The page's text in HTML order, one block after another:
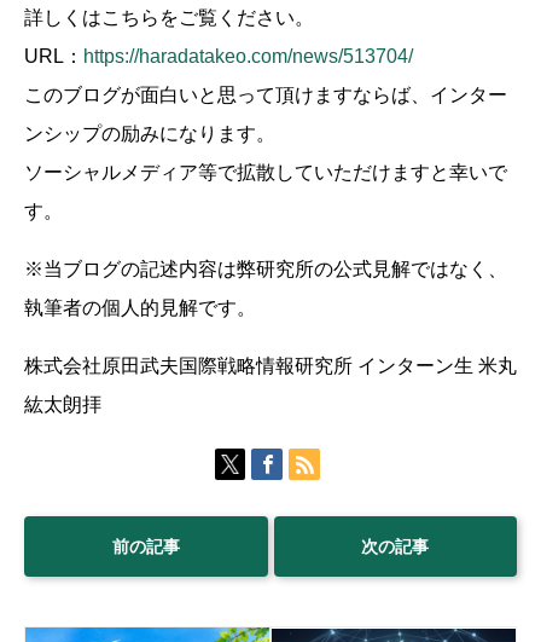
詳しくはこちらをご覧ください。
URL： https://haradatakeo.com/news/513704/
このブログが面白いと思って頂けますならば、インター
ンシップの励みになります。
ソーシャルメディア等で拡散していただけますと幸いで
す。
※当ブログの記述内容は弊研究所の公式見解ではなく、
執筆者の個人的見解です。
株式会社原田武夫国際戦略情報研究所 インターン生 米丸
紘太朗拝
前の記事 次の記事